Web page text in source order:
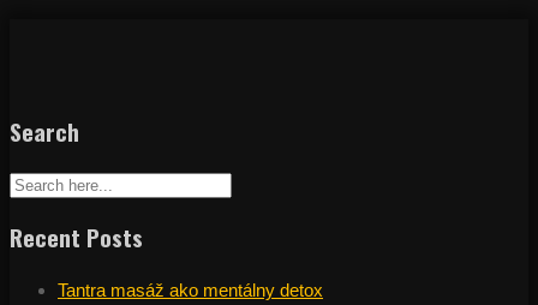
Search
Recent Posts
Tantra masáž ako mentálny detox